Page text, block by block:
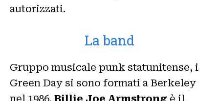
autorizzati.
La band
Gruppo musicale punk statunitense, i
Green Day si sono formati a Berkeley